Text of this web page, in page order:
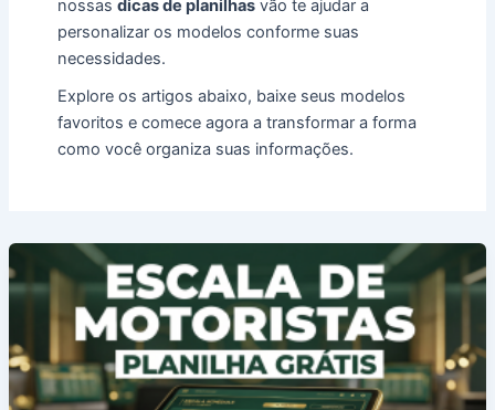
nossas dicas de planilhasvão te ajudar a
personalizar os modelos conforme suas
necessidades.
Explore os artigos abaixo, baixe seus modelos
favoritos e comece agora a transformar a forma
como você organiza suas informações.